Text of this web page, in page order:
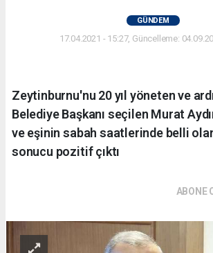
GÜNDEM
17.04.2021 - 15:27, Güncelleme:
Zeytinburnu'nu 20 yıl yöneten ve
Belediye Başkanı seçilen Murat
ve eşinin sabah saatlerinde belli
sonucu pozitif çıktı
ABONE